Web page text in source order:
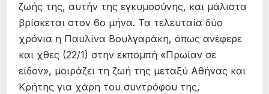
ζωής της, αυτήν της εγκυμοσύνης, και μάλιστα
βρίσκεται στον 6ο μήνα. Τα τελευταία δύο
χρόνια η Παυλίνα Βουλγαράκη, όπως ανέφερε
και χθες (22/1) στην εκπομπή «Πρωίαν σε
είδον», μοιράζει τη ζωή της μεταξύ Αθήνας και
Κρήτης για χάρη του συντρόφου της,